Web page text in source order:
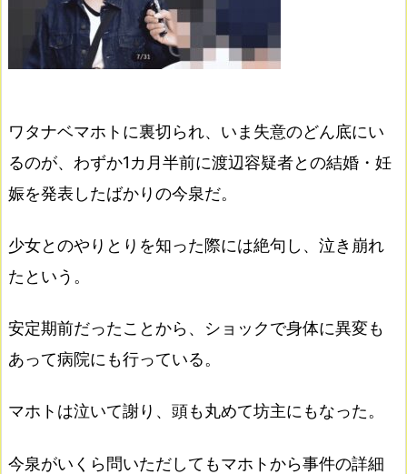
ワタナベマホトに裏切られ、いま失意のどん底にい
るのが、わずか1カ月半前に渡辺容疑者との結婚・妊
娠を発表したばかりの今泉だ。
少女とのやりとりを知った際には絶句し、泣き崩れ
たという。
安定期前だったことから、ショックで身体に異変も
あって病院にも行っている。
マホトは泣いて謝り、頭も丸めて坊主にもなった。
今泉がいくら問いただしてもマホトから事件の詳細